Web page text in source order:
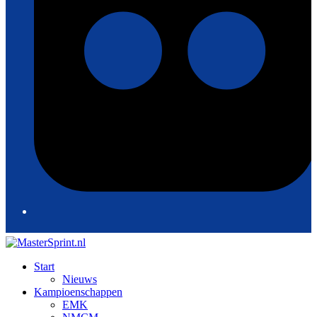
Start
Nieuws
Kampioenschappen
EMK